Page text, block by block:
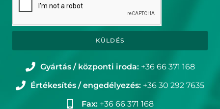
KÜLDÉS
Gyártás / központi iroda:+36 66 371 168
Értékesítés / engedélyezés: +36 30 292 7635
Fax:+36 66 371 168